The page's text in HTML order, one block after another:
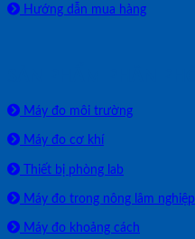
Hướng dẫn mua hàng
Máy đo môi trường
Máy đo cơ khí
Thiết bị phòng lab
Máy đo trong nông lâm nghiệp
Máy đo khoảng cách